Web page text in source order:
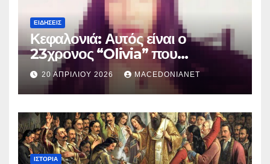
ΕΙΔΉΣΕΙΣ
Κεφαλονιά: Αυτός είναι ο
23χρονος “Olivia” που
κατηγορείται για τον θάνατο της
Μυρτούς
20 ΑΠΡΙΛΊΟΥ 2026 MACEDONIANET
ΙΣΤΟΡΊΑ